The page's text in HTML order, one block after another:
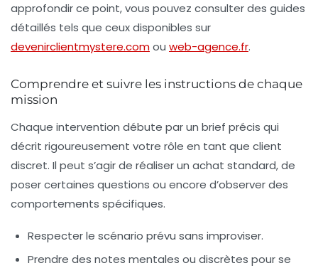
approfondir ce point, vous pouvez consulter des guides
détaillés tels que ceux disponibles sur
devenirclientmystere.comou web-agence.fr.
Comprendre et suivre les instructions de chaque
mission
Chaque intervention débute par un brief précis qui
décrit rigoureusement votre rôle en tant que client
discret. Il peut s’agir de réaliser un achat standard, de
poser certaines questions ou encore d’observer des
comportements spécifiques.
Respecter le scénario prévu sans improviser.
Prendre des notes mentales ou discrètes pour se